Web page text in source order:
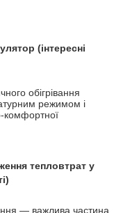
(інтересні
обігрівання
режимом і
комфортної
тепловтрат у
— важлива частина